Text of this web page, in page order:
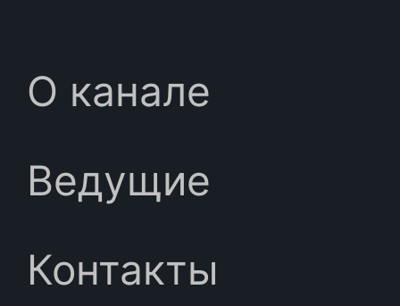
О канале
Ведущие
Контакты